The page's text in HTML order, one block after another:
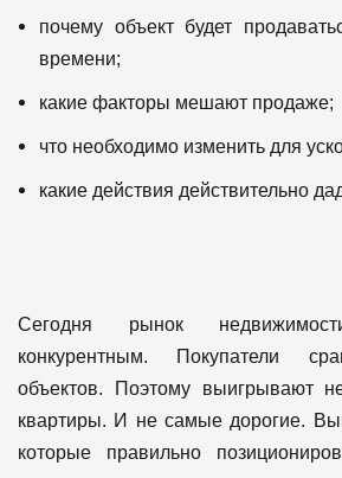
почему объект будет
времени;
какие факторы мешают продаже;
что необходимо изменить для
какие действия действительно
Сегодня рынок
конкурентным. Покупатели
объектов.
Поэтому выигрывают
квартиры. И не самые дорогие.
которые правильно